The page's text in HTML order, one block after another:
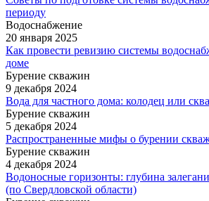
периоду
Водоснабжение
20 января 2025
Как провести ревизию системы
доме
Бурение скважин
9 декабря 2024
Вода для частного дома: колодец или
Бурение скважин
5 декабря 2024
Распространенные мифы о бурении
Бурение скважин
4 декабря 2024
Водоносные горизонты: глубина
(по Свердловской области)